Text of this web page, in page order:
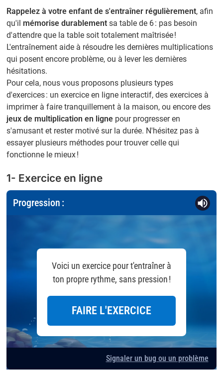
Rappelez à votre enfant de s'entraîner régulièrement, afin
qu'il mémorise durablement sa table de 6 : pas besoin
d'attendre que la table soit totalement maîtrisée !
L'entraînement aide à résoudre les dernières multiplications
qui posent encore problème, ou à lever les dernières
hésitations.
Pour cela, nous vous proposons plusieurs types
d'exercices : un exercice en ligne interactif, des exercices à
imprimer à faire tranquillement à la maison, ou encore des
jeux de multiplication en ligne pour progresser en
s'amusant et rester motivé sur la durée. N'hésitez pas à
essayer plusieurs méthodes pour trouver celle qui
fonctionne le mieux !
1- Exercice en ligne
Progression :
Voici un exercice pour t'entraîner à
ton propre rythme, sans pression !
FAIRE L'EXERCICE
Signaler un bug ou un problème